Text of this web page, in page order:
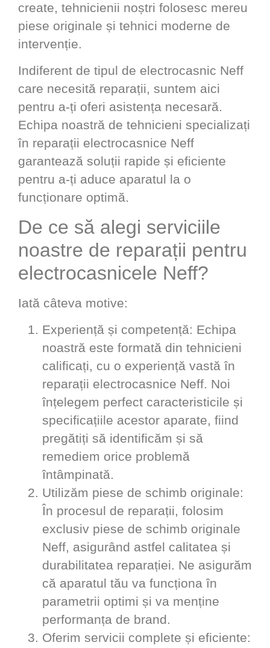
create, tehnicienii noștri folosesc mereu
piese originale și tehnici moderne de
intervenție.
Indiferent de tipul de electrocasnic Neff
care necesită reparații, suntem aici
pentru a-ți oferi asistența necesară.
Echipa noastră de tehnicieni specializați
în reparații electrocasnice Neff
garantează soluții rapide și eficiente
pentru a-ți aduce aparatul la o
funcționare optimă.
De ce să alegi serviciile
noastre de reparații pentru
electrocasnicele Neff?
Iată câteva motive:
Experiență și competență: Echipa
noastră este formată din tehnicieni
calificați, cu o experiență vastă în
reparații electrocasnice Neff. Noi
înțelegem perfect caracteristicile și
specificațiile acestor aparate, fiind
pregătiți să identificăm și să
remediem orice problemă
întâmpinată.
Utilizăm piese de schimb originale:
În procesul de reparații, folosim
exclusiv piese de schimb originale
Neff, asigurând astfel calitatea și
durabilitatea reparației. Ne asigurăm
că aparatul tău va funcționa în
parametrii optimi și va menține
performanța de brand.
Oferim servicii complete și eficiente: